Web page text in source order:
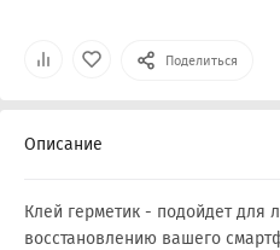
Поделиться
Описание
Клей герметик - подойдет для
восстановлению вашего